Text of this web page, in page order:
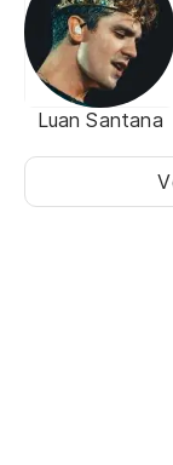
Luan Santana